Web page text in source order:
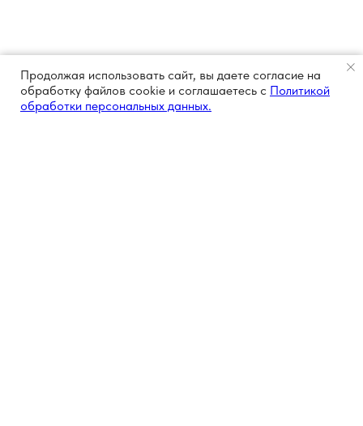
Продолжая использовать сайт, вы даете согласие на
обработку файлов cookie и соглашаетесь с Политикой
обработки персональных данных.